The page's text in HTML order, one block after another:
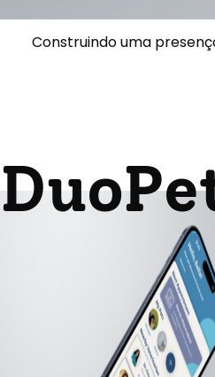
Construindo uma